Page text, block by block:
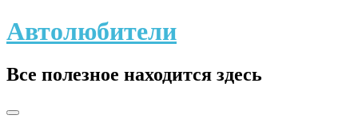
Skip
to
Автолюбители
Все полезное находится здесь